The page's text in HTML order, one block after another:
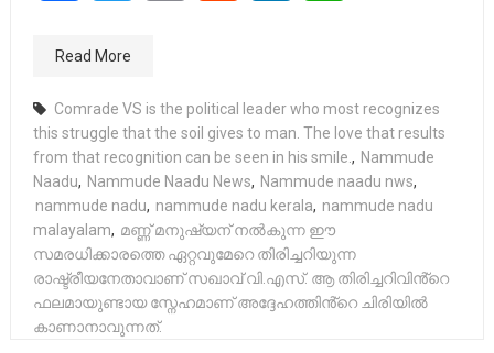
Read More
Comrade VS is the political leader who most recognizes
this struggle that the soil gives to man. The love that results
from that recognition can be seen in his smile., Nammude
Naadu, Nammude Naadu News, Nammude naadu nws,
nammude nadu, nammude nadu kerala, nammude nadu
malayalam, മണ്ണ് മനുഷ്യന് നൽകുന്ന ഈ
സമരധിക്കാരത്തെ ഏറ്റവുമേറെ തിരിച്ചറിയുന്ന
രാഷ്ട്രീയനേതാവാണ് സഖാവ് വി.എസ്. ആ തിരിച്ചറിവിൻ്റെ
ഫലമായുണ്ടായ സ്നേഹമാണ് അദ്ദേഹത്തിൻ്റെ ചിരിയിൽ
കാണാനാവുന്നത്.